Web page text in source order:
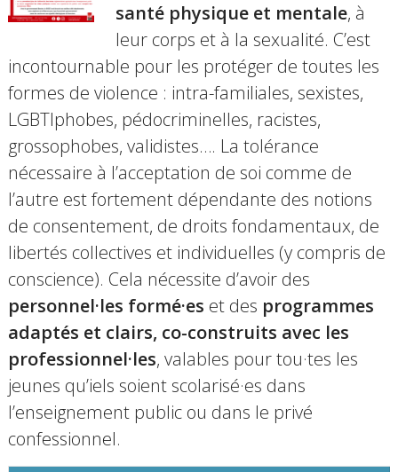
santé physique et mentale, à
leur corps et à la sexualité. C’est
incontournable pour les protéger de toutes les
formes de violence : intra-familiales, sexistes,
LGBTIphobes, pédocriminelles, racistes,
grossophobes, validistes…. La tolérance
nécessaire à l’acceptation de soi comme de
l’autre est fortement dépendante des notions
de consentement, de droits fondamentaux, de
libertés collectives et individuelles (y compris de
conscience). Cela nécessite d’avoir des
personnel·les formé·es et des programmes
adaptés et clairs, co-construits avec les
professionnel·les, valables pour tou·tes les
jeunes qu’iels soient scolarisé·es dans
l’enseignement public ou dans le privé
confessionnel.